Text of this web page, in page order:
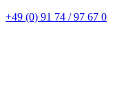
+49 (0) 91 74 / 97 67 0